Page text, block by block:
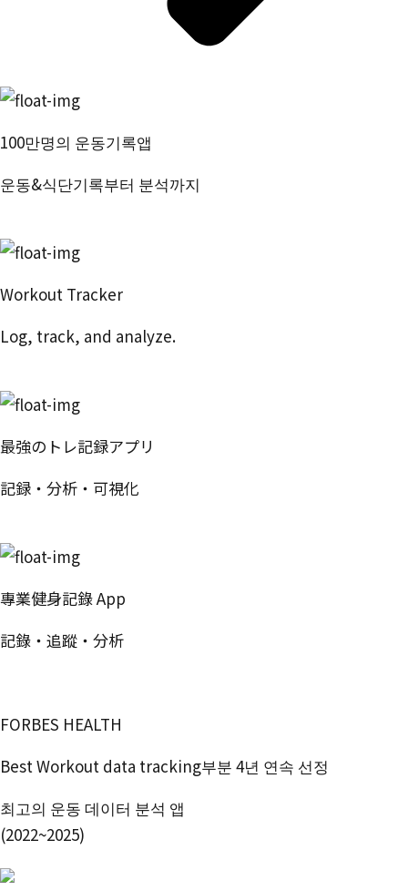
100만명의 운동기록앱
운동&식단기록부터 분석까지
Workout Tracker
Log, track, and analyze.
最強のトレ記録アプリ
記録・分析・可視化
專業健身記錄 App
記錄・追蹤・分析
FORBES HEALTH
Best Workout data tracking부분 4년 연속 선정
최고의 운동 데이터 분석 앱
(2022~2025)